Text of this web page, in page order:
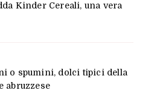
Kinder Cereali, una vera
o spumini, dolci tipici della
abruzzese